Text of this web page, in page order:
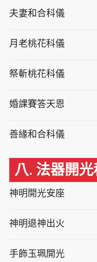
夫妻和合科儀
月老桃花科儀
祭斬桃花科儀
婚課賽答天恩
善緣和合科儀
八. 法器開
神明開光安座
神明退神出火
手飾玉珮開光